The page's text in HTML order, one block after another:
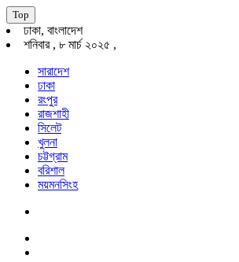
Top
ঢাকা, বাংলাদেশ
শনিবার , ৮ মার্চ ২০২৫ ,
সারাদেশ
ঢাকা
রংপুর
রাজশাহী
সিলেট
খুলনা
চট্টগ্রাম
বরিশাল
ময়মনসিংহ